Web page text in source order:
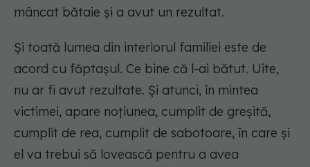
mâncat bătaie și a avut un rezultat.
Și toată lumea din interiorul familiei este de
acord cu făptașul. Ce bine că l-ai bătut. Uite,
nu ar fi avut rezultate. Și atunci, în mintea
victimei, apare noțiunea, cumplit de greșită,
cumplit de rea, cumplit de sabotoare, în care și
el va trebui să lovească pentru a avea